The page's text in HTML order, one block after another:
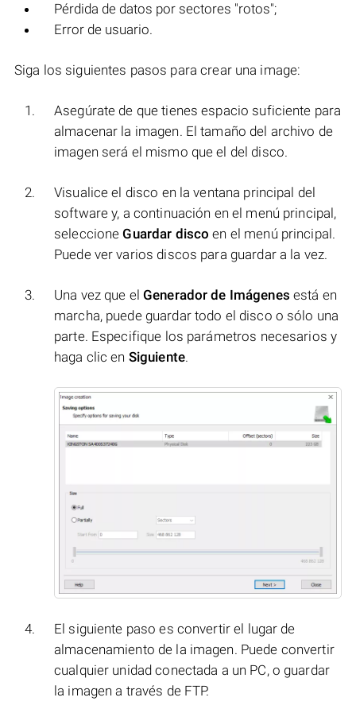
Pérdida de datos por sectores "rotos";
Error de usuario.
Siga los siguientes pasos para crear una image:
Asegúrate de que tienes espacio suficiente para
almacenar la imagen. El tamaño del archivo de
imagen será el mismo que el del disco.
Visualice el disco en la ventana principal del
software y, a continuación en el menú principal,
seleccioneGuardar disco en el menú principal.
Puede ver varios discos para guardar a la vez.
Una vez que el Generador de Imágenes está en
marcha, puede guardar todo el disco o sólo una
parte. Especifique los parámetros necesarios y
haga clic en Siguiente.
El siguiente paso es convertir el lugar de
almacenamiento de la imagen. Puede convertir
cualquier unidad conectada a un PC, o guardar
la imagen a través de FTP.